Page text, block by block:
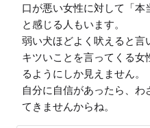
口が悪い女性に対して「本
と感じる人もいます。
弱い犬ほどよく吠えると言
キツいことを言ってくる
るようにしか見えません。
自分に自信があったら、
てきませんからね。